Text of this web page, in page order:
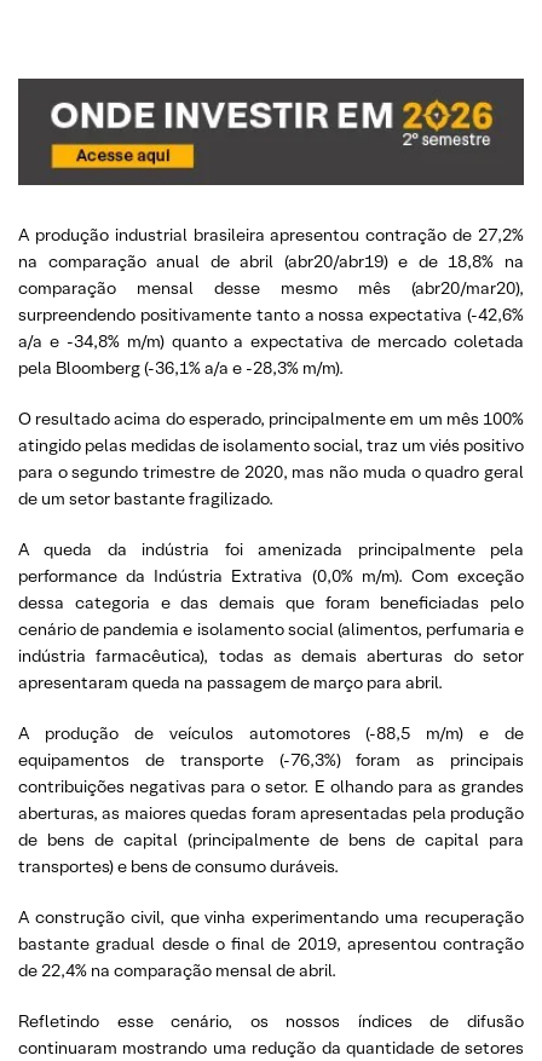
A produção industrial brasileira apresentou contração de 27,2%
na comparação anual de abril (abr20/abr19) e de 18,8% na
comparação mensal desse mesmo mês (abr20/mar20),
surpreendendo positivamente tanto a nossa expectativa (-42,6%
a/a e -34,8% m/m) quanto a expectativa de mercado coletada
pela Bloomberg (-36,1% a/a e -28,3% m/m).
O resultado acima do esperado, principalmente em um mês 100%
atingido pelas medidas de isolamento social, traz um viés positivo
para o segundo trimestre de 2020, mas não muda o quadro geral
de um setor bastante fragilizado.
A queda da indústria foi amenizada principalmente pela
performance da Indústria Extrativa (0,0% m/m). Com exceção
dessa categoria e das demais que foram beneficiadas pelo
cenário de pandemia e isolamento social (alimentos, perfumaria e
indústria farmacêutica), todas as demais aberturas do setor
apresentaram queda na passagem de março para abril.
A produção de veículos automotores (-88,5 m/m) e de
equipamentos de transporte (-76,3%) foram as principais
contribuições negativas para o setor. E olhando para as grandes
aberturas, as maiores quedas foram apresentadas pela produção
de bens de capital (principalmente de bens de capital para
transportes) e bens de consumo duráveis.
A construção civil, que vinha experimentando uma recuperação
bastante gradual desde o final de 2019, apresentou contração
de 22,4% na comparação mensal de abril.
Refletindo esse cenário, os nossos índices de difusão
continuaram mostrando uma redução da quantidade de setores